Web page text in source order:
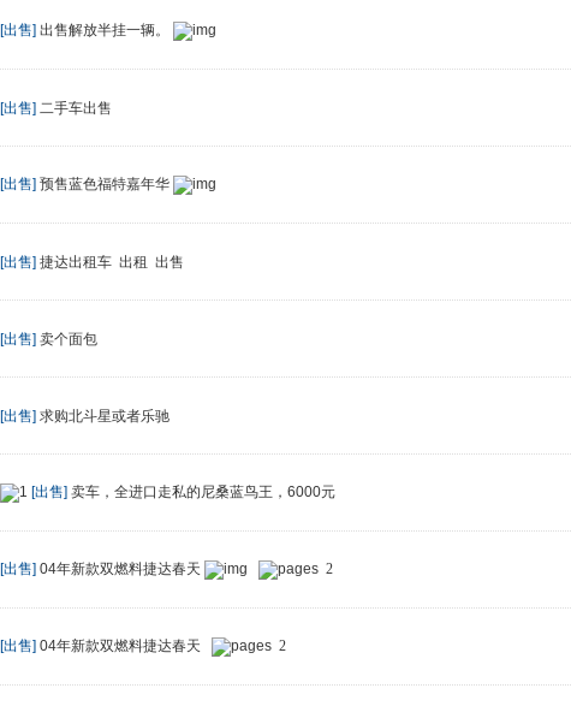
[出售] 出售解放半挂一辆。
[出售] 二手车出售
[出售] 预售蓝色福特嘉年华
[出售] 捷达出租车 出租 出售
[出售] 卖个面包
[出售] 求购北斗星或者乐驰
[出售] 卖车，全进口走私的尼桑蓝鸟王，6000元
[出售] 04年新款双燃料捷达春天 2
[出售] 04年新款双燃料捷达春天 2